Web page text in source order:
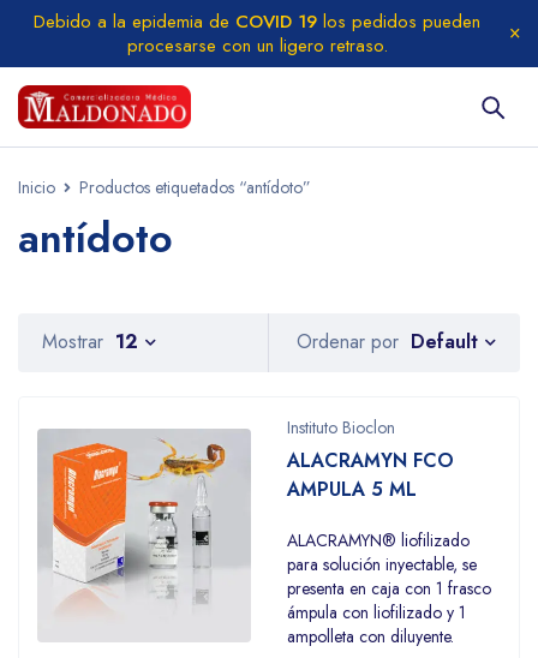
Debido a la epidemia de COVID 19 los pedidos pueden
procesarse con un ligero retraso.
Inicio Productos etiquetados “antídoto”
antídoto
Ordenar por Default
Mostrar 12
Instituto Bioclon
ALACRAMYN FCO
AMPULA 5 ML
ALACRAMYN® liofilizado
para solución inyectable, se
presenta en caja con 1 frasco
ámpula con liofilizado y 1
ampolleta con diluyente.